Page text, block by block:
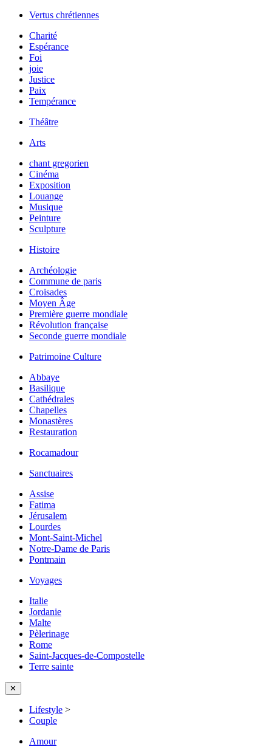
Vertus chrétiennes
Charité
Espérance
Foi
joie
Justice
Paix
Tempérance
Théâtre
Arts
chant gregorien
Cinéma
Exposition
Louange
Musique
Peinture
Sculpture
Histoire
Archéologie
Commune de paris
Croisades
Moyen Âge
Première guerre mondiale
Révolution française
Seconde guerre mondiale
Patrimoine Culture
Abbaye
Basilique
Cathédrales
Chapelles
Monastères
Restauration
Rocamadour
Sanctuaires
Assise
Fatima
Jérusalem
Lourdes
Mont-Saint-Michel
Notre-Dame de Paris
Pontmain
Voyages
Italie
Jordanie
Malte
Pèlerinage
Rome
Saint-Jacques-de-Compostelle
Terre sainte
✕
Lifestyle >
Couple
Amour